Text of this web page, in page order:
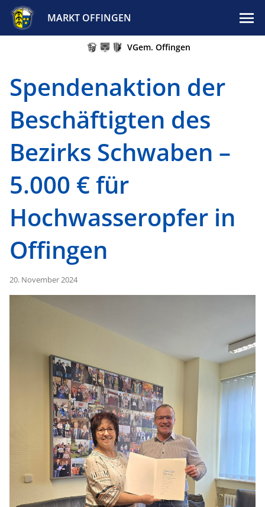
MARKT OFFINGEN
VGem. Offingen
Spendenaktion der
Beschäftigten des
Bezirks Schwaben –
5.000 € für
Hochwasseropfer in
Offingen
20. November 2024